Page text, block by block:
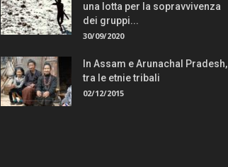
una lotta per la sopravvivenza
dei gruppi...
30/09/2020
In Assam e Arunachal Pradesh,
tra le etnie tribali
02/12/2015